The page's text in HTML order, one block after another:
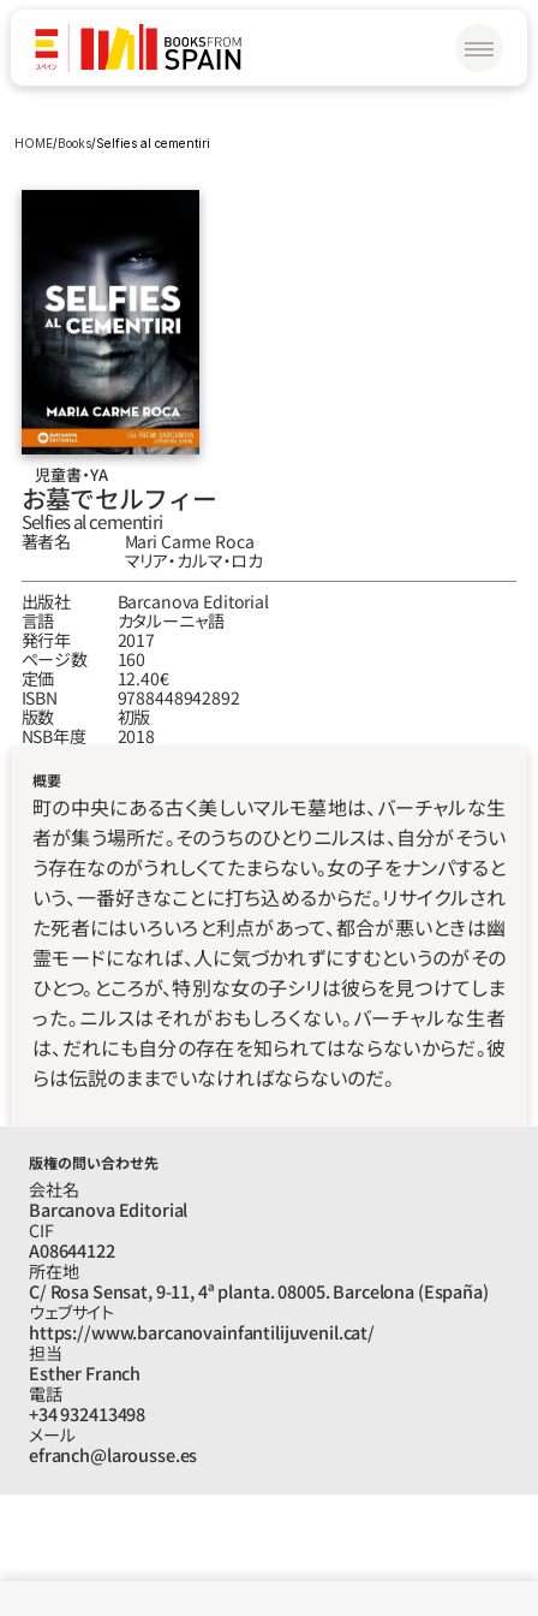
HOME/Books/Selfies al cementiri
児童書・YA
お墓でセルフィー
Selfies al cementiri
著者名
Mari Carme Roca
マリア‧カルマ‧ロカ
出版社
Barcanova Editorial
言語
カタルーニャ語
発行年
2017
ページ数
160
定価
12.40€
ISBN
9788448942892
版数
初版
NSB年度
2018
概要
町の中央にある古く美しいマルモ墓地は、バーチャルな生
者が集う場所だ。そのうちのひとりニルスは、自分がそうい
う存在なのがうれしくてたまらない。女の子をナンパすると
いう、一番好きなことに打ち込めるからだ。リサイクルされ
た死者にはいろいろと利点があって、都合が悪いときは幽
霊モードになれば、人に気づかれずにすむというのがその
ひとつ。ところが、特別な女の子シリは彼らを見つけてしま
った。ニルスはそれがおもしろくない。バーチャルな生者
は、だれにも自分の存在を知られてはならないからだ。彼
らは伝説のままでいなければならないのだ。
版権の問い合わせ先
会社名
Barcanova Editorial
CIF
A08644122
所在地
C/ Rosa Sensat, 9-11, 4ª planta. 08005. Barcelona (España)
ウェブサイト
https://www.barcanovainfantilijuvenil.cat/
担当
Esther Franch
電話
+34 932413498
メール
efranch@larousse.es